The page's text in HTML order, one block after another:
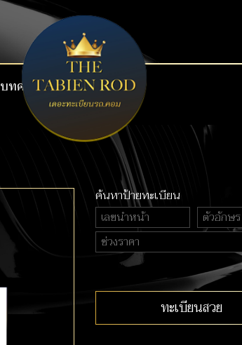
บทความ
เบอร์สวย VIP
ค้นหาป้ายทะเบียน
ทะเบียนสวย